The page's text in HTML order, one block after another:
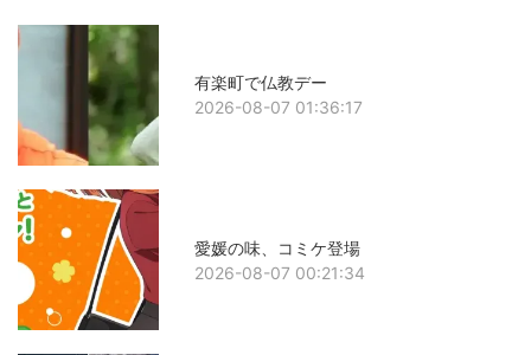
有楽町で仏教デー
2026-08-07 01:36:17
愛媛の味、コミケ登場
2026-08-07 00:21:34